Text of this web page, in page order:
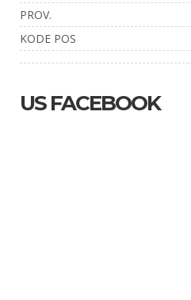
PROV.
KODE POS
US FACEBOOK